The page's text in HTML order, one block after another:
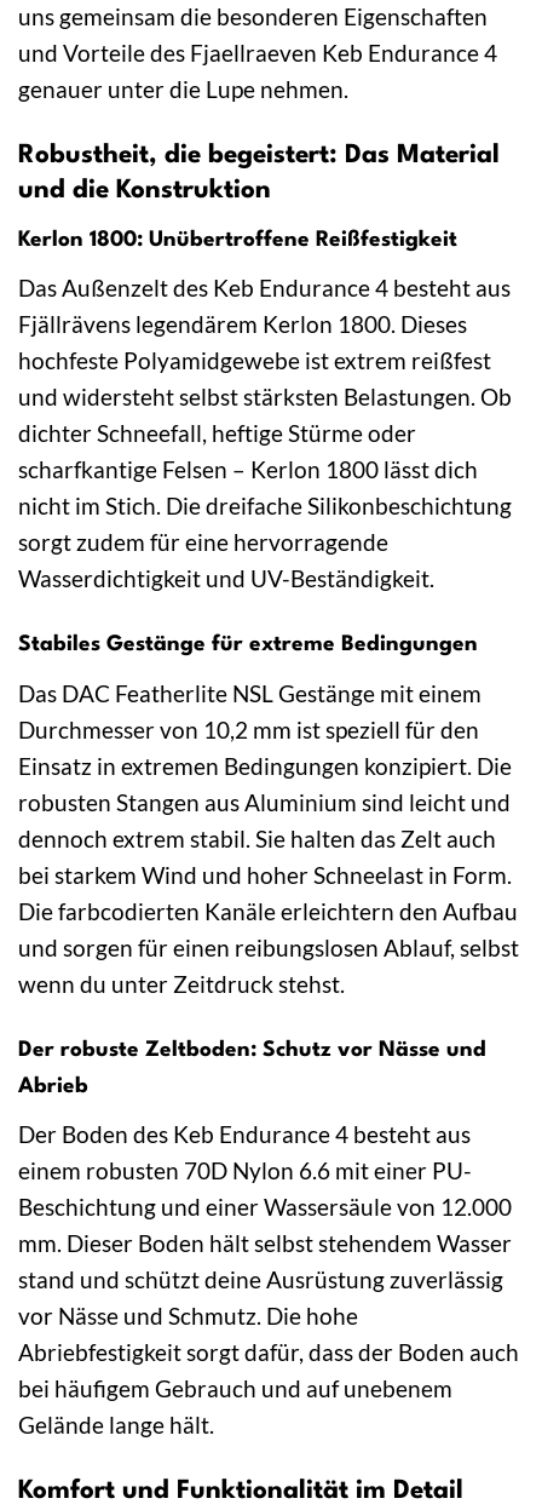
uns gemeinsam die besonderen Eigenschaften
und Vorteile des Fjaellraeven Keb Endurance 4
genauer unter die Lupe nehmen.
Robustheit, die begeistert: Das Material
und die Konstruktion
Kerlon 1800: Unübertroffene Reißfestigkeit
Das Außenzelt des Keb Endurance 4 besteht aus
Fjällrävens legendärem Kerlon 1800. Dieses
hochfeste Polyamidgewebe ist extrem reißfest
und widersteht selbst stärksten Belastungen. Ob
dichter Schneefall, heftige Stürme oder
scharfkantige Felsen – Kerlon 1800 lässt dich
nicht im Stich. Die dreifache Silikonbeschichtung
sorgt zudem für eine hervorragende
Wasserdichtigkeit und UV-Beständigkeit.
Stabiles Gestänge für extreme Bedingungen
Das DAC Featherlite NSL Gestänge mit einem
Durchmesser von 10,2 mm ist speziell für den
Einsatz in extremen Bedingungen konzipiert. Die
robusten Stangen aus Aluminium sind leicht und
dennoch extrem stabil. Sie halten das Zelt auch
bei starkem Wind und hoher Schneelast in Form.
Die farbcodierten Kanäle erleichtern den Aufbau
und sorgen für einen reibungslosen Ablauf, selbst
wenn du unter Zeitdruck stehst.
Der robuste Zeltboden: Schutz vor Nässe und
Abrieb
Der Boden des Keb Endurance 4 besteht aus
einem robusten 70D Nylon 6.6 mit einer PU-
Beschichtung und einer Wassersäule von 12.000
mm. Dieser Boden hält selbst stehendem Wasser
stand und schützt deine Ausrüstung zuverlässig
vor Nässe und Schmutz. Die hohe
Abriebfestigkeit sorgt dafür, dass der Boden auch
bei häufigem Gebrauch und auf unebenem
Gelände lange hält.
Komfort und Funktionalität im Detail